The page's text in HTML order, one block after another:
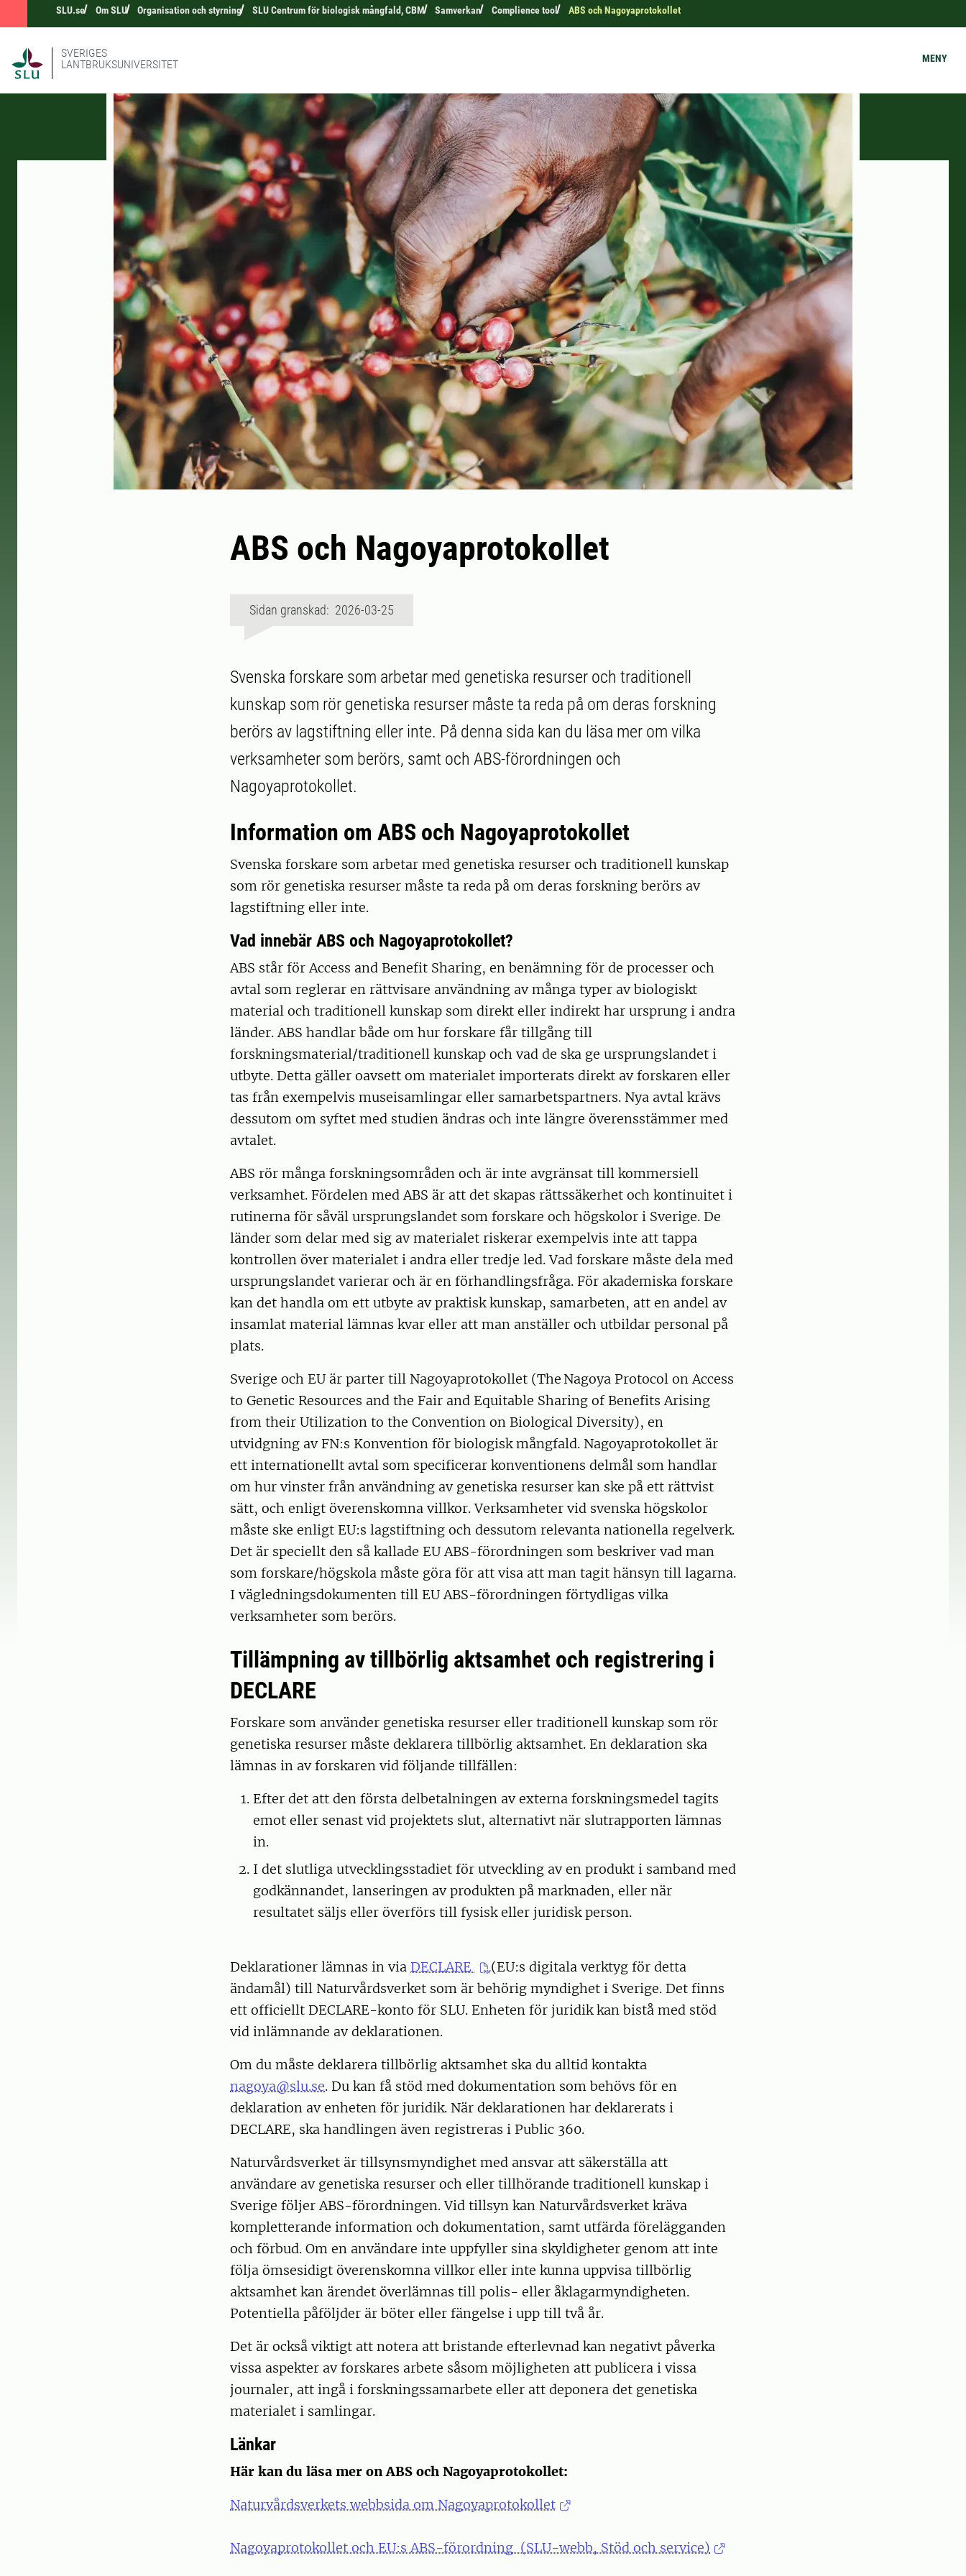
SLU.se Om SLU Organisation och styrning SLU Centrum för biologisk mångfald, CBM Samverkan Complience tool ABS och Nagoyaprotokollet
SVERIGES
LANTBRUKSUNIVERSITET
MENY
ABS och Nagoyaprotokollet
Sidan granskad: 2026-03-25
Svenska forskare som arbetar med genetiska resurser och traditionell
kunskap som rör genetiska resurser måste ta reda på om deras forskning
berörs av lagstiftning eller inte. På denna sida kan du läsa mer om vilka
verksamheter som berörs, samt och ABS-förordningen och
Nagoyaprotokollet.
Information om ABS och Nagoyaprotokollet
Svenska forskare som arbetar med genetiska resurser och traditionell kunskap
som rör genetiska resurser måste ta reda på om deras forskning berörs av
lagstiftning eller inte.
Vad innebär ABS och Nagoyaprotokollet?
ABS står för Access and Benefit Sharing, en benämning för de processer och
avtal som reglerar en rättvisare användning av många typer av biologiskt
material och traditionell kunskap som direkt eller indirekt har ursprung i andra
länder. ABS handlar både om hur forskare får tillgång till
forskningsmaterial/traditionell kunskap och vad de ska ge ursprungslandet i
utbyte. Detta gäller oavsett om materialet importerats direkt av forskaren eller
tas från exempelvis museisamlingar eller samarbetspartners. Nya avtal krävs
dessutom om syftet med studien ändras och inte längre överensstämmer med
avtalet.
ABS rör många forskningsområden och är inte avgränsat till kommersiell
verksamhet. Fördelen med ABS är att det skapas rättssäkerhet och kontinuitet i
rutinerna för såväl ursprungslandet som forskare och högskolor i Sverige. De
länder som delar med sig av materialet riskerar exempelvis inte att tappa
kontrollen över materialet i andra eller tredje led. Vad forskare måste dela med
ursprungslandet varierar och är en förhandlingsfråga. För akademiska forskare
kan det handla om ett utbyte av praktisk kunskap, samarbeten, att en andel av
insamlat material lämnas kvar eller att man anställer och utbildar personal på
plats.
Sverige och EU är parter till Nagoyaprotokollet (The Nagoya Protocol on Access
to Genetic Resources and the Fair and Equitable Sharing of Benefits Arising
from their Utilization to the Convention on Biological Diversity), en
utvidgning av FN:s Konvention för biologisk mångfald. Nagoyaprotokollet är
ett internationellt avtal som specificerar konventionens delmål som handlar
om hur vinster från användning av genetiska resurser kan ske på ett rättvist
sätt, och enligt överenskomna villkor. Verksamheter vid svenska högskolor
måste ske enligt EU:s lagstiftning och dessutom relevanta nationella regelverk.
Det är speciellt den så kallade EU ABS-förordningen som beskriver vad man
som forskare/högskola måste göra för att visa att man tagit hänsyn till lagarna.
I vägledningsdokumenten till EU ABS-förordningen förtydligas vilka
verksamheter som berörs.
Tillämpning av tillbörlig aktsamhet och registrering i
DECLARE
Forskare som använder genetiska resurser eller traditionell kunskap som rör
genetiska resurser måste deklarera tillbörlig aktsamhet. En deklaration ska
lämnas in av forskaren vid följande tillfällen:
Efter det att den första delbetalningen av externa forskningsmedel tagits
emot eller senast vid projektets slut, alternativt när slutrapporten lämnas
in.
I det slutliga utvecklingsstadiet för utveckling av en produkt i samband med
godkännandet, lanseringen av produkten på marknaden, eller när
resultatet säljs eller överförs till fysisk eller juridisk person.
Deklarationer lämnas in via DECLARE
(EU:s digitala verktyg för detta
ändamål) till Naturvårdsverket som är behörig myndighet i Sverige. Det finns
ett officiellt DECLARE-konto för SLU. Enheten för juridik kan bistå med stöd
vid inlämnande av deklarationen.
Om du måste deklarera tillbörlig aktsamhet ska du alltid kontakta
nagoya@slu.se. Du kan få stöd med dokumentation som behövs för en
deklaration av enheten för juridik. När deklarationen har deklarerats i
DECLARE, ska handlingen även registreras i Public 360.
Naturvårdsverket är tillsynsmyndighet med ansvar att säkerställa att
användare av genetiska resurser och eller tillhörande traditionell kunskap i
Sverige följer ABS-förordningen. Vid tillsyn kan Naturvårdsverket kräva
kompletterande information och dokumentation, samt utfärda förelägganden
och förbud. Om en användare inte uppfyller sina skyldigheter genom att inte
följa ömsesidigt överenskomna villkor eller inte kunna uppvisa tillbörlig
aktsamhet kan ärendet överlämnas till polis- eller åklagarmyndigheten.
Potentiella påföljder är böter eller fängelse i upp till två år.
Det är också viktigt att notera att bristande efterlevnad kan negativt påverka
vissa aspekter av forskares arbete såsom möjligheten att publicera i vissa
journaler, att ingå i forskningssamarbete eller att deponera det genetiska
materialet i samlingar.
Länkar
Här kan du läsa mer on ABS och Nagoyaprotokollet:
Naturvårdsverkets webbsida om Nagoyaprotokollet
Nagoyaprotokollet och EU:s ABS-förordning (SLU-webb, Stöd och service)